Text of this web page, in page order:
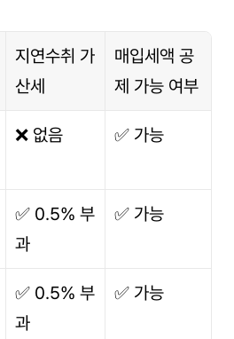
지연수취 가
산세
매입세액 공
제 가능 여부
❌ 없음 ✅ 가능
✅ 0.5% 부
과
✅ 가능
✅ 0.5% 부
과
✅ 가능